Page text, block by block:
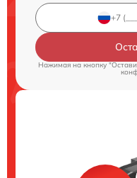
Нажимая на кнопку